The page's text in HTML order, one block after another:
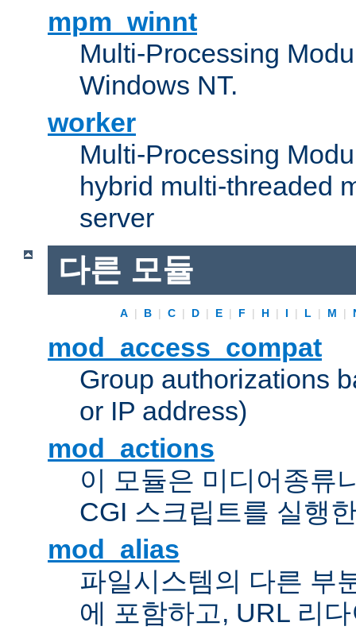
mpm_winnt
Multi-Processing
Windows NT.
worker
Multi-Processing
hybrid multi-threaded
server
다른 모듈
A | B | C | D | E | F | H | I | L | M |
mod_access_compat
Group authorizations
or IP address)
mod_actions
이 모듈은 미디어종류
CGI 스크립트를 실행
mod_alias
파일시스템의 다른 부
에 포함하고, URL 리